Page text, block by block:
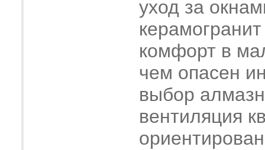
уход за
комфорт в
чем опасен
выбор
вентиляция